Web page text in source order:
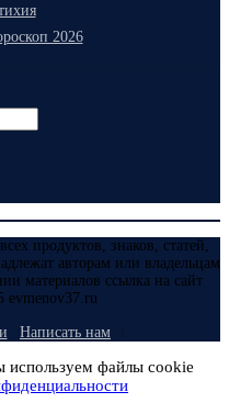
2026
продуктов, знаков, статей,
авторам или владельцам
материалов ссылка на сайт
evmenov37.ru
Написать нам
используем файлы cookie